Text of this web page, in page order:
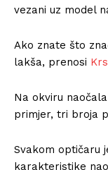
vezani uz model
Ako znate što
lakša, prenosi
Na okviru
primjer, tri broja
Svakom optičaru
karakteristike